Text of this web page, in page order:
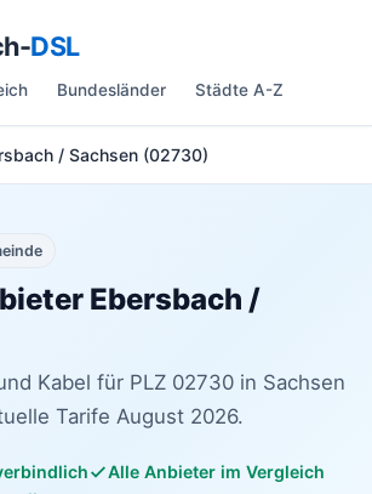
DSL
Bundesländer Städte A-Z
/ Sachsen (02730)
Ebersbach /
Kabel für PLZ 02730 in Sachsen
Tarife August 2026.
Alle Anbieter im Vergleich